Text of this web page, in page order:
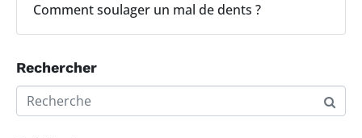
Comment soulager un mal de dents ?
Rechercher